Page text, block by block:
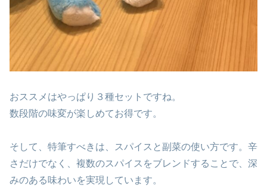
おススメはやっぱり３種セットですね。
数段階の味変が楽しめてお得です。
そして、特筆すべきは、スパイスと副菜の使い方です。辛
さだけでなく、複数のスパイスをブレンドすることで、深
みのある味わいを実現しています。